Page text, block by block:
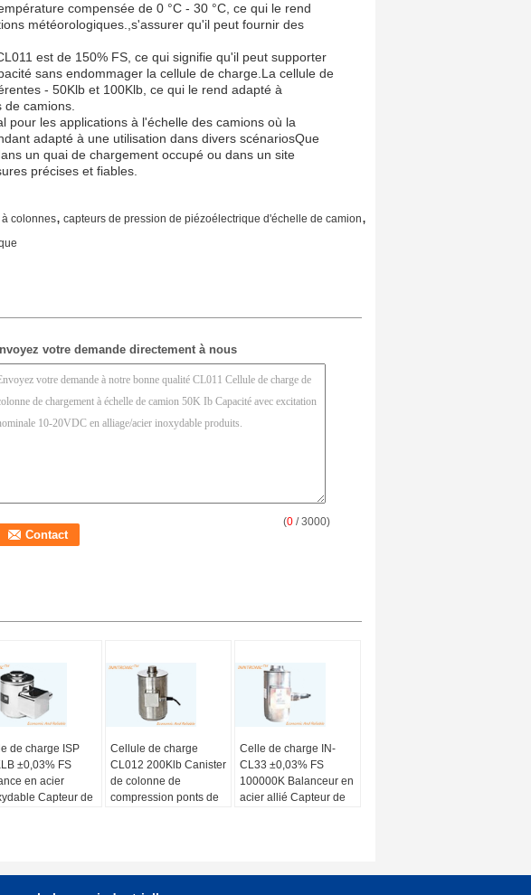
compensée de 0 °C - 30 °C, ce qui le rend
météorologiques.,s'assurer qu'il peut fournir des
est de 150% FS, ce qui signifie qu'il peut supporter
sans endommager la cellule de charge.La cellule de
- 50Klb et 100Klb, ce qui le rend adapté à
camions.
pour les applications à l'échelle des camions où la
adapté à une utilisation dans divers scénariosQue
un quai de chargement occupé ou dans un site
précises et fiables.
colonnes, capteurs de pression de piézoélectrique d'échelle de camion,
votre demande directement à nous
(0 / 3000)
de charge ISP
±0,03% FS
en acier
Capteur de
de charge IP68
Cellule de charge
CL012 200Klb Canister
de colonne de
compression ponts de
Celle de charge IN-
CL33 ±0,03% FS
100000K Balanceur en
acier allié Capteur de